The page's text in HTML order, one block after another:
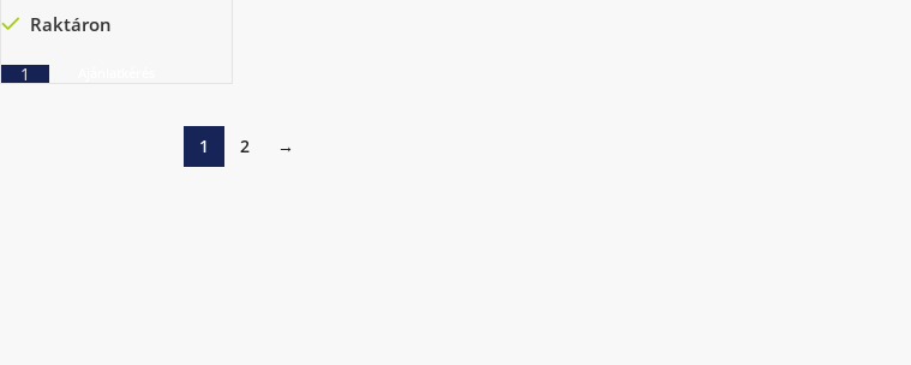
Raktáron
1 2 →